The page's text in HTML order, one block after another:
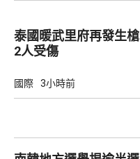
泰國暖武里府再發生
2人受傷
國際 3小時前